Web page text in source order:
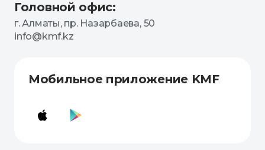
Головной офис:
г. Алматы, пр. Назарбаева, 50
info@kmf.kz
Мобильное приложение KMF